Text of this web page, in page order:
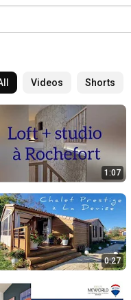
Videos Shorts
1:07
0:27